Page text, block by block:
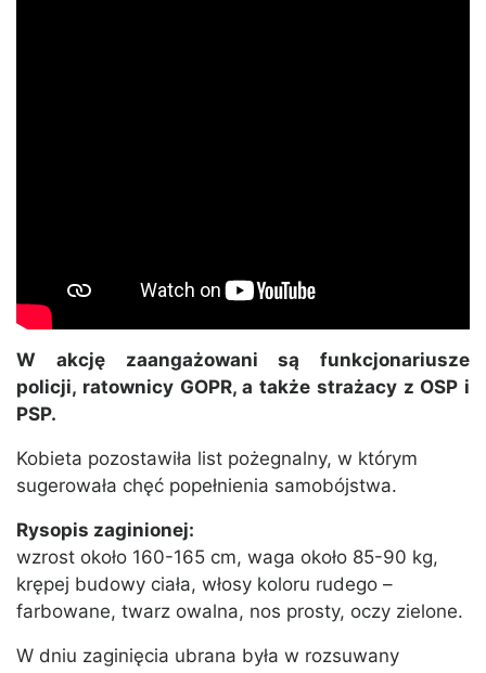
W akcję zaangażowani są funkcjonariusze
policji, ratownicy GOPR, a także strażacy z OSP i
PSP.
Kobieta pozostawiła list pożegnalny, w którym
sugerowała chęć popełnienia samobójstwa.
Rysopis zaginionej:
wzrost około 160-165 cm, waga około 85-90 kg,
krępej budowy ciała, włosy koloru rudego –
farbowane, twarz owalna, nos prosty, oczy zielone.
W dniu zaginięcia ubrana była w rozsuwany